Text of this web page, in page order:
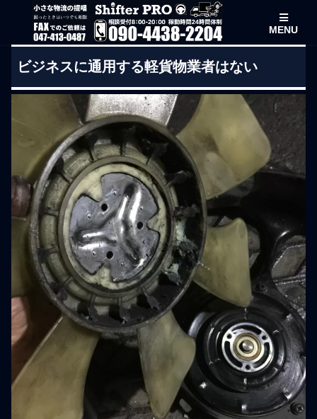
MENU
ビジネスに通用する軽貨物業者はない